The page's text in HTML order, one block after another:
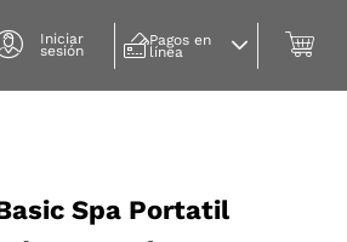
Iniciar
sesión
Pagos en
línea
Spa Portatil